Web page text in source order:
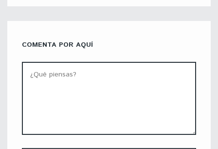
COMENTA POR AQUÍ